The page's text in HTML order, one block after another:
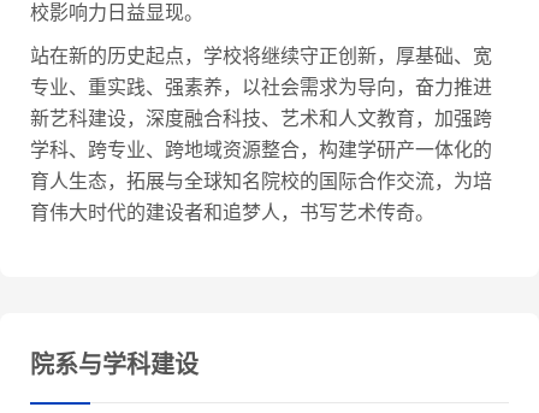
校影响力日益显现。
站在新的历史起点，学校将继续守正创新，厚基础、宽
专业、重实践、强素养，以社会需求为导向，奋力推进
新艺科建设，深度融合科技、艺术和人文教育，加强跨
学科、跨专业、跨地域资源整合，构建学研产一体化的
育人生态，拓展与全球知名院校的国际合作交流，为培
育伟大时代的建设者和追梦人，书写艺术传奇。
院系与学科建设